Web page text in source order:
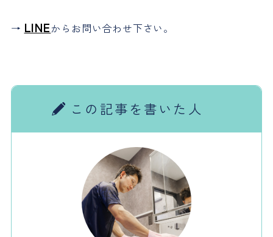
→ LINEからお問い合わせ下さい。
この記事を書いた人